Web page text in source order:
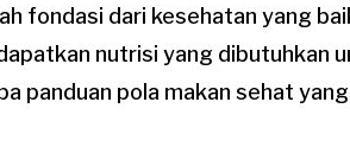
fondasi dari kesehatan yang
nutrisi yang dibutuhkan
panduan pola makan sehat